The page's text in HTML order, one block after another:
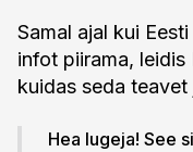
Samal ajal kui
infot piirama, leidis
kuidas seda
Hea lugeja! See